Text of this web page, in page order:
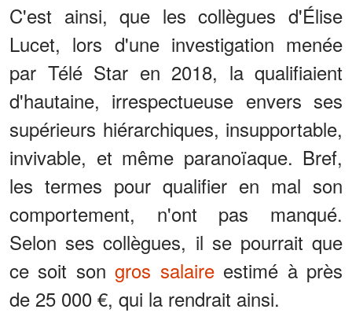
C'est ainsi, que les collègues d'Élise
Lucet, lors d'une investigation menée
par Télé Star en 2018, la qualifiaient
d'hautaine, irrespectueuse envers ses
supérieurs hiérarchiques, insupportable,
invivable, et même paranoïaque. Bref,
les termes pour qualifier en mal son
comportement, n'ont pas manqué.
Selon ses collègues, il se pourrait que
ce soit songros salaireestimé à près
de 25 000 €, qui la rendrait ainsi.